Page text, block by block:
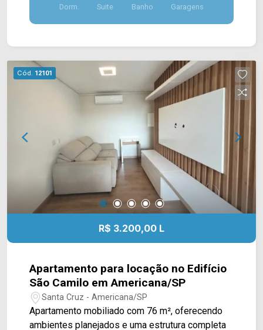
suíte, 3 banheiros e 2 vagas de garagem
cobertas. Entre os diferenciais informados estão
vagas cobertas; Localizada no Parque Nova
Carioba, em Americana/SP, a casa está próxima
ao Delta Supermercados Jaguari, Delta
Supermercados Terramérica e a farmácias e
serviços da região. O bairro também oferece fácil
acesso às principais vias de Americana,
facilitando os deslocamentos para diferentes
regiões da cidade. Entre em contato com a
equipe da Arbix Imóveis e agende sua visita!
WhatsApp e telefone: (19) 3475-4546 Arbix
Imóveis - Presente em cada momento.
Dorm. Suite Banho Garagens
Cód. 12101
R$ 3.200,00 L
Apartamento para locação no Edifício
São Camilo em Americana/SP
Santa Cruz - Americana/SP
Apartamento mobiliado com 76 m², oferecendo
ambientes planejados e uma estrutura completa